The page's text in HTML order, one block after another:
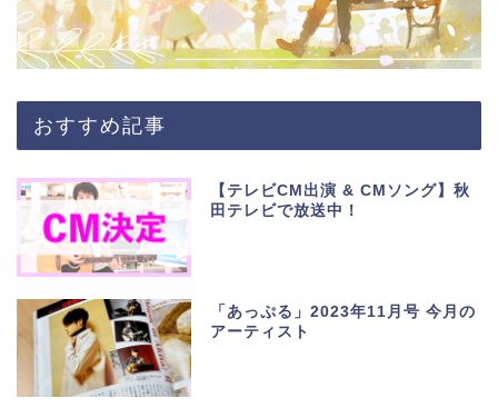
おすすめ記事
【テレビCM出演 & CMソング】秋
田テレビで放送中！
「あっぷる」2023年11月号 今月の
アーティスト